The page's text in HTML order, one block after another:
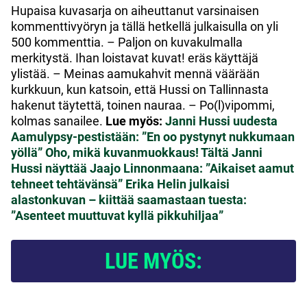
Hupaisa kuvasarja on aiheuttanut varsinaisen
kommenttivyöryn ja tällä hetkellä julkaisulla on yli
500 kommenttia. – Paljon on kuvakulmalla
merkitystä. Ihan loistavat kuvat! eräs käyttäjä
ylistää. – Meinas aamukahvit mennä väärään
kurkkuun, kun katsoin, että Hussi on Tallinnasta
hakenut täytettä, toinen nauraa. – Po(l)vipommi,
kolmas sanailee. Lue myös: Janni Hussi uudesta
Aamulypsy-pestistään: ”En oo pystynyt nukkumaan
yöllä”Oho, mikä kuvanmuokkaus! Tältä Janni
Hussi näyttää Jaajo Linnonmaana: ”Aikaiset aamut
tehneet tehtävänsä” Erika Helin julkaisi
alastonkuvan – kiittää saamastaan tuesta:
”Asenteet muuttuvat kyllä pikkuhiljaa”
LUE MYÖS: